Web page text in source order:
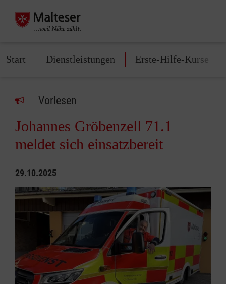
Start Dienstleistungen Erste-Hilfe-Kurse
Vorlesen
Johannes Gröbenzell 71.1
meldet sich einsatzbereit
29.10.2025